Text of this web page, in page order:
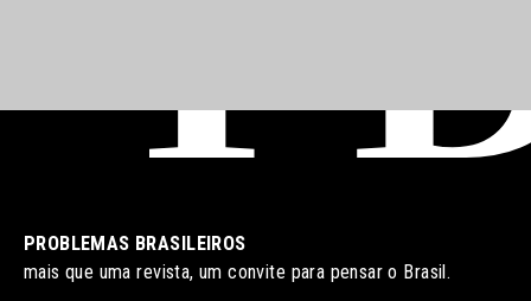
PROBLEMAS BRASILEIROS
mais que uma revista, um convite para pensar o Brasil.